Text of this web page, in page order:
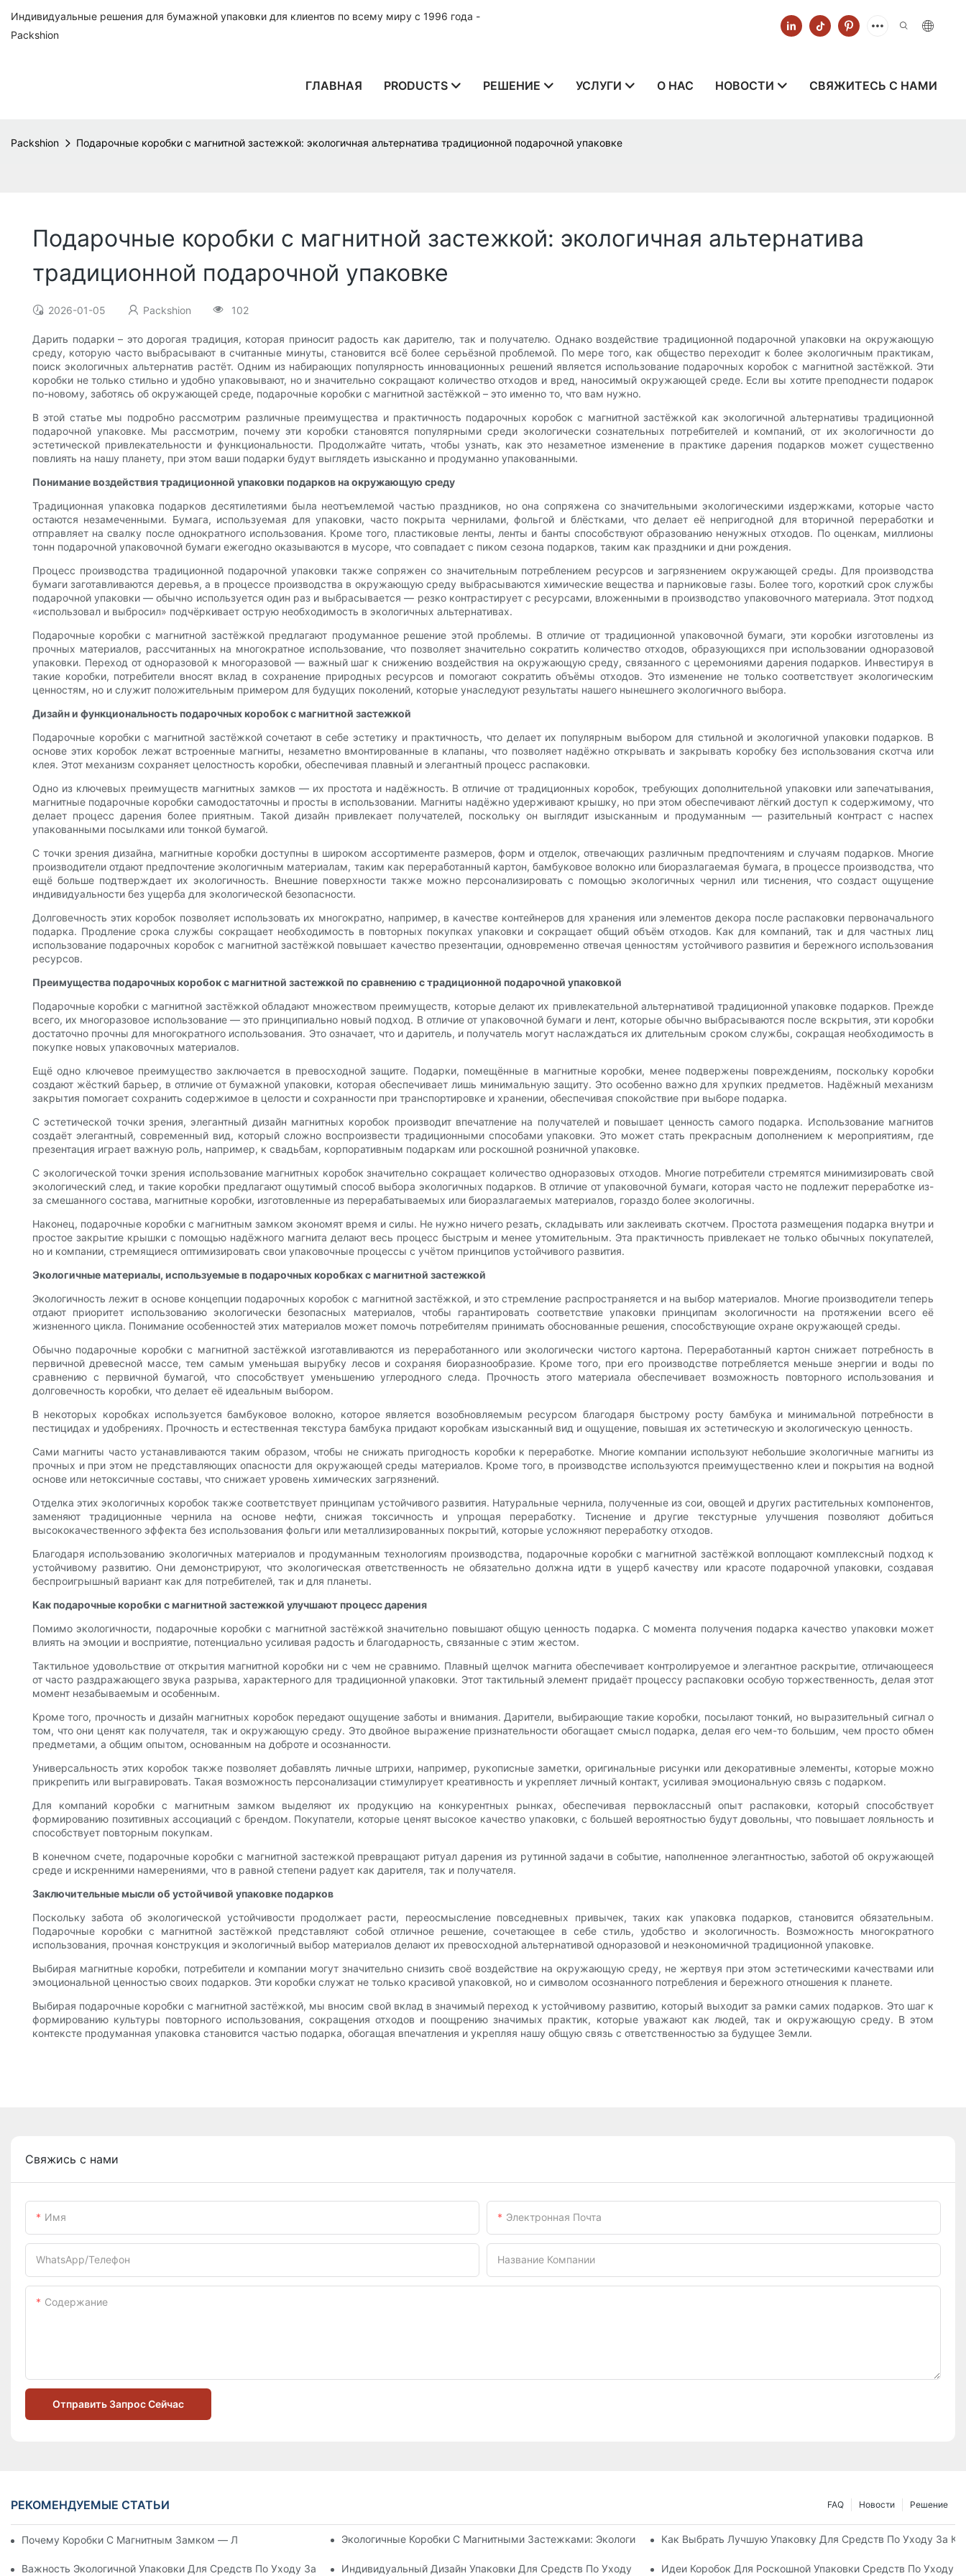
Индивидуальные решения для бумажной упаковки для клиентов по всему миру с 1996 года -
Packshion
ГЛАВНАЯ PRODUCTS РЕШЕНИЕ УСЛУГИ О НАС НОВОСТИ СВЯЖИТЕСЬ С НАМИ
Packshion Подарочные коробки с магнитной застежкой: экологичная альтернатива традиционной подарочной упаковке
Подарочные коробки с магнитной застежкой: экологичная альтернатива
традиционной подарочной упаковке
2026-01-05 Packshion 102
Дарить подарки – это дорогая традиция, которая приносит радость как дарителю, так и получателю. Однако воздействие традиционной подарочной упаковки на окружающую
среду, которую часто выбрасывают в считанные минуты, становится всё более серьёзной проблемой. По мере того, как общество переходит к более экологичным практикам,
поиск экологичных альтернатив растёт. Одним из набирающих популярность инновационных решений является использование подарочных коробок с магнитной застёжкой. Эти
коробки не только стильно и удобно упаковывают, но и значительно сокращают количество отходов и вред, наносимый окружающей среде. Если вы хотите преподнести подарок
по-новому, заботясь об окружающей среде, подарочные коробки с магнитной застёжкой – это именно то, что вам нужно.
В этой статье мы подробно рассмотрим различные преимущества и практичность подарочных коробок с магнитной застёжкой как экологичной альтернативы традиционной
подарочной упаковке. Мы рассмотрим, почему эти коробки становятся популярными среди экологически сознательных потребителей и компаний, от их экологичности до
эстетической привлекательности и функциональности. Продолжайте читать, чтобы узнать, как это незаметное изменение в практике дарения подарков может существенно
повлиять на нашу планету, при этом ваши подарки будут выглядеть изысканно и продуманно упакованными.
Понимание воздействия традиционной упаковки подарков на окружающую среду
Традиционная упаковка подарков десятилетиями была неотъемлемой частью праздников, но она сопряжена со значительными экологическими издержками, которые часто
остаются незамеченными. Бумага, используемая для упаковки, часто покрыта чернилами, фольгой и блёстками, что делает её непригодной для вторичной переработки и
отправляет на свалку после однократного использования. Кроме того, пластиковые ленты, ленты и банты способствуют образованию ненужных отходов. По оценкам, миллионы
тонн подарочной упаковочной бумаги ежегодно оказываются в мусоре, что совпадает с пиком сезона подарков, таким как праздники и дни рождения.
Процесс производства традиционной подарочной упаковки также сопряжен со значительным потреблением ресурсов и загрязнением окружающей среды. Для производства
бумаги заготавливаются деревья, а в процессе производства в окружающую среду выбрасываются химические вещества и парниковые газы. Более того, короткий срок службы
подарочной упаковки — обычно используется один раз и выбрасывается — резко контрастирует с ресурсами, вложенными в производство упаковочного материала. Этот подход
«использовал и выбросил» подчёркивает острую необходимость в экологичных альтернативах.
Подарочные коробки с магнитной застёжкой предлагают продуманное решение этой проблемы. В отличие от традиционной упаковочной бумаги, эти коробки изготовлены из
прочных материалов, рассчитанных на многократное использование, что позволяет значительно сократить количество отходов, образующихся при использовании одноразовой
упаковки. Переход от одноразовой к многоразовой — важный шаг к снижению воздействия на окружающую среду, связанного с церемониями дарения подарков. Инвестируя в
такие коробки, потребители вносят вклад в сохранение природных ресурсов и помогают сократить объёмы отходов. Это изменение не только соответствует экологическим
ценностям, но и служит положительным примером для будущих поколений, которые унаследуют результаты нашего нынешнего экологичного выбора.
Дизайн и функциональность подарочных коробок с магнитной застежкой
Подарочные коробки с магнитной застёжкой сочетают в себе эстетику и практичность, что делает их популярным выбором для стильной и экологичной упаковки подарков. В
основе этих коробок лежат встроенные магниты, незаметно вмонтированные в клапаны, что позволяет надёжно открывать и закрывать коробку без использования скотча или
клея. Этот механизм сохраняет целостность коробки, обеспечивая плавный и элегантный процесс распаковки.
Одно из ключевых преимуществ магнитных замков — их простота и надёжность. В отличие от традиционных коробок, требующих дополнительной упаковки или запечатывания,
магнитные подарочные коробки самодостаточны и просты в использовании. Магниты надёжно удерживают крышку, но при этом обеспечивают лёгкий доступ к содержимому, что
делает процесс дарения более приятным. Такой дизайн привлекает получателей, поскольку он выглядит изысканным и продуманным — разительный контраст с наспех
упакованными посылками или тонкой бумагой.
С точки зрения дизайна, магнитные коробки доступны в широком ассортименте размеров, форм и отделок, отвечающих различным предпочтениям и случаям подарков. Многие
производители отдают предпочтение экологичным материалам, таким как переработанный картон, бамбуковое волокно или биоразлагаемая бумага, в процессе производства, что
ещё больше подтверждает их экологичность. Внешние поверхности также можно персонализировать с помощью экологичных чернил или тиснения, что создаст ощущение
индивидуальности без ущерба для экологической безопасности.
Долговечность этих коробок позволяет использовать их многократно, например, в качестве контейнеров для хранения или элементов декора после распаковки первоначального
подарка. Продление срока службы сокращает необходимость в повторных покупках упаковки и сокращает общий объём отходов. Как для компаний, так и для частных лиц
использование подарочных коробок с магнитной застёжкой повышает качество презентации, одновременно отвечая ценностям устойчивого развития и бережного использования
ресурсов.
Преимущества подарочных коробок с магнитной застежкой по сравнению с традиционной подарочной упаковкой
Подарочные коробки с магнитной застёжкой обладают множеством преимуществ, которые делают их привлекательной альтернативой традиционной упаковке подарков. Прежде
всего, их многоразовое использование — это принципиально новый подход. В отличие от упаковочной бумаги и лент, которые обычно выбрасываются после вскрытия, эти коробки
достаточно прочны для многократного использования. Это означает, что и даритель, и получатель могут наслаждаться их длительным сроком службы, сокращая необходимость в
покупке новых упаковочных материалов.
Ещё одно ключевое преимущество заключается в превосходной защите. Подарки, помещённые в магнитные коробки, менее подвержены повреждениям, поскольку коробки
создают жёсткий барьер, в отличие от бумажной упаковки, которая обеспечивает лишь минимальную защиту. Это особенно важно для хрупких предметов. Надёжный механизм
закрытия помогает сохранить содержимое в целости и сохранности при транспортировке и хранении, обеспечивая спокойствие при выборе подарка.
С эстетической точки зрения, элегантный дизайн магнитных коробок производит впечатление на получателей и повышает ценность самого подарка. Использование магнитов
создаёт элегантный, современный вид, который сложно воспроизвести традиционными способами упаковки. Это может стать прекрасным дополнением к мероприятиям, где
презентация играет важную роль, например, к свадьбам, корпоративным подаркам или роскошной розничной упаковке.
С экологической точки зрения использование магнитных коробок значительно сокращает количество одноразовых отходов. Многие потребители стремятся минимизировать свой
экологический след, и такие коробки предлагают ощутимый способ выбора экологичных подарков. В отличие от упаковочной бумаги, которая часто не подлежит переработке из-
за смешанного состава, магнитные коробки, изготовленные из перерабатываемых или биоразлагаемых материалов, гораздо более экологичны.
Наконец, подарочные коробки с магнитным замком экономят время и силы. Не нужно ничего резать, складывать или заклеивать скотчем. Простота размещения подарка внутри и
простое закрытие крышки с помощью надёжного магнита делают весь процесс быстрым и менее утомительным. Эта практичность привлекает не только обычных покупателей,
но и компании, стремящиеся оптимизировать свои упаковочные процессы с учётом принципов устойчивого развития.
Экологичные материалы, используемые в подарочных коробках с магнитной застежкой
Экологичность лежит в основе концепции подарочных коробок с магнитной застёжкой, и это стремление распространяется и на выбор материалов. Многие производители теперь
отдают приоритет использованию экологически безопасных материалов, чтобы гарантировать соответствие упаковки принципам экологичности на протяжении всего её
жизненного цикла. Понимание особенностей этих материалов может помочь потребителям принимать обоснованные решения, способствующие охране окружающей среды.
Обычно подарочные коробки с магнитной застёжкой изготавливаются из переработанного или экологически чистого картона. Переработанный картон снижает потребность в
первичной древесной массе, тем самым уменьшая вырубку лесов и сохраняя биоразнообразие. Кроме того, при его производстве потребляется меньше энергии и воды по
сравнению с первичной бумагой, что способствует уменьшению углеродного следа. Прочность этого материала обеспечивает возможность повторного использования и
долговечность коробки, что делает её идеальным выбором.
В некоторых коробках используется бамбуковое волокно, которое является возобновляемым ресурсом благодаря быстрому росту бамбука и минимальной потребности в
пестицидах и удобрениях. Прочность и естественная текстура бамбука придают коробкам изысканный вид и ощущение, повышая их эстетическую и экологическую ценность.
Сами магниты часто устанавливаются таким образом, чтобы не снижать пригодность коробки к переработке. Многие компании используют небольшие экологичные магниты из
прочных и при этом не представляющих опасности для окружающей среды материалов. Кроме того, в производстве используются преимущественно клеи и покрытия на водной
основе или нетоксичные составы, что снижает уровень химических загрязнений.
Отделка этих экологичных коробок также соответствует принципам устойчивого развития. Натуральные чернила, полученные из сои, овощей и других растительных компонентов,
заменяют традиционные чернила на основе нефти, снижая токсичность и упрощая переработку. Тиснение и другие текстурные улучшения позволяют добиться
высококачественного эффекта без использования фольги или металлизированных покрытий, которые усложняют переработку отходов.
Благодаря использованию экологичных материалов и продуманным технологиям производства, подарочные коробки с магнитной застёжкой воплощают комплексный подход к
устойчивому развитию. Они демонстрируют, что экологическая ответственность не обязательно должна идти в ущерб качеству или красоте подарочной упаковки, создавая
беспроигрышный вариант как для потребителей, так и для планеты.
Как подарочные коробки с магнитной застежкой улучшают процесс дарения
Помимо экологичности, подарочные коробки с магнитной застёжкой значительно повышают общую ценность подарка. С момента получения подарка качество упаковки может
влиять на эмоции и восприятие, потенциально усиливая радость и благодарность, связанные с этим жестом.
Тактильное удовольствие от открытия магнитной коробки ни с чем не сравнимо. Плавный щелчок магнита обеспечивает контролируемое и элегантное раскрытие, отличающееся
от часто раздражающего звука разрыва, характерного для традиционной упаковки. Этот тактильный элемент придаёт процессу распаковки особую торжественность, делая этот
момент незабываемым и особенным.
Кроме того, прочность и дизайн магнитных коробок передают ощущение заботы и внимания. Дарители, выбирающие такие коробки, посылают тонкий, но выразительный сигнал о
том, что они ценят как получателя, так и окружающую среду. Это двойное выражение признательности обогащает смысл подарка, делая его чем-то большим, чем просто обмен
предметами, а общим опытом, основанным на доброте и осознанности.
Универсальность этих коробок также позволяет добавлять личные штрихи, например, рукописные заметки, оригинальные рисунки или декоративные элементы, которые можно
прикрепить или выгравировать. Такая возможность персонализации стимулирует креативность и укрепляет личный контакт, усиливая эмоциональную связь с подарком.
Для компаний коробки с магнитным замком выделяют их продукцию на конкурентных рынках, обеспечивая первоклассный опыт распаковки, который способствует
формированию позитивных ассоциаций с брендом. Покупатели, которые ценят высокое качество упаковки, с большей вероятностью будут довольны, что повышает лояльность и
способствует повторным покупкам.
В конечном счете, подарочные коробки с магнитной застежкой превращают ритуал дарения из рутинной задачи в событие, наполненное элегантностью, заботой об окружающей
среде и искренними намерениями, что в равной степени радует как дарителя, так и получателя.
Заключительные мысли об устойчивой упаковке подарков
Поскольку забота об экологической устойчивости продолжает расти, переосмысление повседневных привычек, таких как упаковка подарков, становится обязательным.
Подарочные коробки с магнитной застёжкой представляют собой отличное решение, сочетающее в себе стиль, удобство и экологичность. Возможность многократного
использования, прочная конструкция и экологичный выбор материалов делают их превосходной альтернативой одноразовой и неэкономичной традиционной упаковке.
Выбирая магнитные коробки, потребители и компании могут значительно снизить своё воздействие на окружающую среду, не жертвуя при этом эстетическими качествами или
эмоциональной ценностью своих подарков. Эти коробки служат не только красивой упаковкой, но и символом осознанного потребления и бережного отношения к планете.
Выбирая подарочные коробки с магнитной застёжкой, мы вносим свой вклад в значимый переход к устойчивому развитию, который выходит за рамки самих подарков. Это шаг к
формированию культуры повторного использования, сокращения отходов и поощрению значимых практик, которые уважают как людей, так и окружающую среду. В этом
контексте продуманная упаковка становится частью подарка, обогащая впечатления и укрепляя нашу общую связь с ответственностью за будущее Земли.
Свяжись с нами
Имя Электронная Почта
WhatsApp/телефон Название Компании
Содержание
Отправить Запрос Сейчас
РЕКОМЕНДУЕМЫЕ СТАТЬИ Решение
Новости
FAQ
Почему Коробки С Магнитным Замком — Лучший Выбор Для Упаковки Премиум-КлассаЭкологичные Коробки С Магнитными Застежками: Экологичные Упаковочные РешенияКак Выбрать Лучшую Упаковку Для Средств По Уходу За
Важность Экологичной Упаковки Для Средств По Уходу За КожейИндивидуальный Дизайн Упаковки Для Средств По Уходу За Кожей, Повышающий Лояльность К Бренду
Идеи Коробок Для Роскошной Упаковки Средств По Уходу